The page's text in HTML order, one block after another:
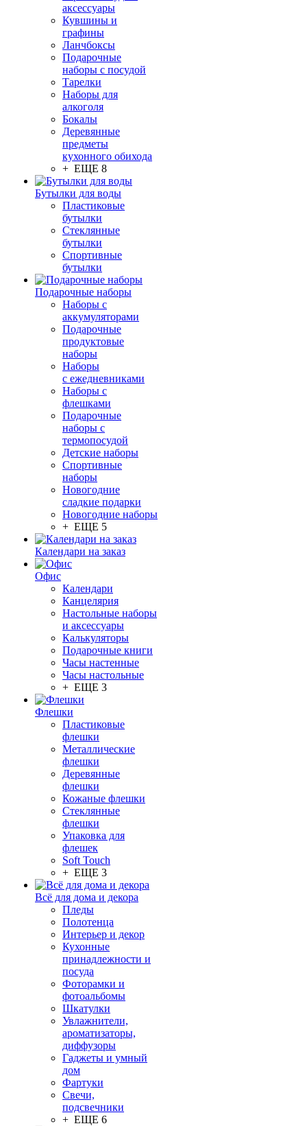
аксессуары
Кувшины и
графины
Ланчбоксы
Подарочные
наборы с посудой
Тарелки
Наборы для
алкоголя
Бокалы
Деревянные
предметы
кухонного обихода
+ ЕЩЕ 8
Бутылки для воды
Пластиковые
бутылки
Стеклянные
бутылки
Спортивные
бутылки
Подарочные наборы
Наборы с
аккумуляторами
Подарочные
продуктовые
наборы
Наборы
с ежедневниками
Наборы с
флешками
Подарочные
наборы с
термопосудой
Детские наборы
Спортивные
наборы
Новогодние
сладкие подарки
Новогодние наборы
+ ЕЩЕ 5
Календари на заказ
Офис
Календари
Канцелярия
Настольные наборы
и аксессуары
Калькуляторы
Подарочные книги
Часы настенные
Часы настольные
+ ЕЩЕ 3
Флешки
Пластиковые
флешки
Металлические
флешки
Деревянные
флешки
Кожаные флешки
Стеклянные
флешки
Упаковка для
флешек
Soft Touch
+ ЕЩЕ 3
Всё для дома и декора
Пледы
Полотенца
Интерьер и декор
Кухонные
принадлежности и
посуда
Фоторамки и
фотоальбомы
Шкатулки
Увлажнители,
ароматизаторы,
диффузоры
Гаджеты и умный
дом
Фартуки
Свечи,
подсвечники
+ ЕЩЕ 6